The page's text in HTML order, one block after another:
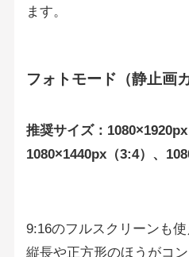
ます。
フォトモード（静止画
推奨サイズ：1080×1920px
1080×1440px（3:4）、
9:16のフルスクリーンも
縦長や正方形のほうがコ